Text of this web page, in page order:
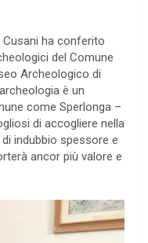
Cusani ha conferito
del Comune
Archeologico di
è un
come Sperlonga –
di accogliere nella
indubbio spessore e
ancor più valore e